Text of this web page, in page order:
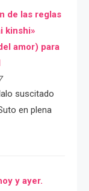
de las reglas
kinshi»
amor) para
suscitado
en plena
y ayer.